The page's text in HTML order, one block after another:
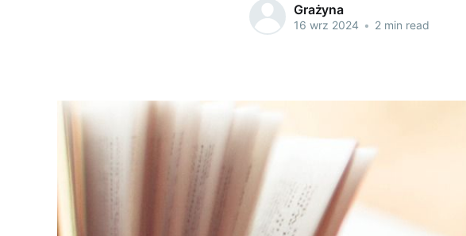
Grażyna
16 wrz 2024 • 2 min read